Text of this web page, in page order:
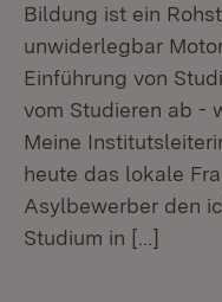
Bildung ist ein
unwiderlegbar
Einführung von
vom Studieren ab -
Meine
heute das lokale
Asylbewerber den
Studium in […]